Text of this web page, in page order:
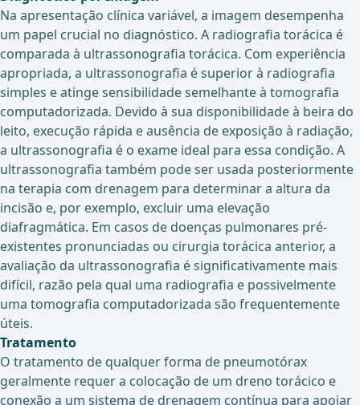
Na apresentação clínica variável, a imagem desempenha
um papel crucial no diagnóstico. A radiografia torácica é
comparada à ultrassonografia torácica. Com experiência
apropriada, a ultrassonografia é superior à radiografia
simples e atinge sensibilidade semelhante à tomografia
computadorizada. Devido à sua disponibilidade à beira do
leito, execução rápida e ausência de exposição à radiação,
a ultrassonografia é o exame ideal para essa condição. A
ultrassonografia também pode ser usada posteriormente
na terapia com drenagem para determinar a altura da
incisão e, por exemplo, excluir uma elevação
diafragmática. Em casos de doenças pulmonares pré-
existentes pronunciadas ou cirurgia torácica anterior, a
avaliação da ultrassonografia é significativamente mais
difícil, razão pela qual uma radiografia e possivelmente
uma tomografia computadorizada são frequentemente
úteis.
Tratamento
O tratamento de qualquer forma de pneumotórax
geralmente requer a colocação de um dreno torácico e
conexão a um sistema de drenagem contínua para apoiar